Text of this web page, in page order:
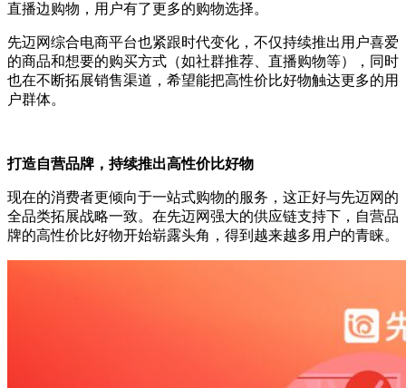
直播边购物，用户有了更多的购物选择。
先迈网综合电商平台也紧跟时代变化，不仅持续推出用户喜爱
的商品和想要的购买方式（如社群推荐、直播购物等），同时
也在不断拓展销售渠道，希望能把高性价比好物触达更多的用
户群体。
打造自营品牌，持续推出高性价比好物
现在的消费者更倾向于一站式购物的服务，这正好与先迈网的
全品类拓展战略一致。在先迈网强大的供应链支持下，自营品
牌的高性价比好物开始崭露头角，得到越来越多用户的青睐。